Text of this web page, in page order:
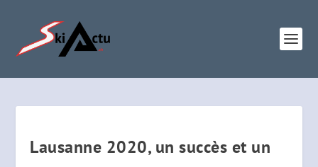
Lausanne 2020, un succès et un